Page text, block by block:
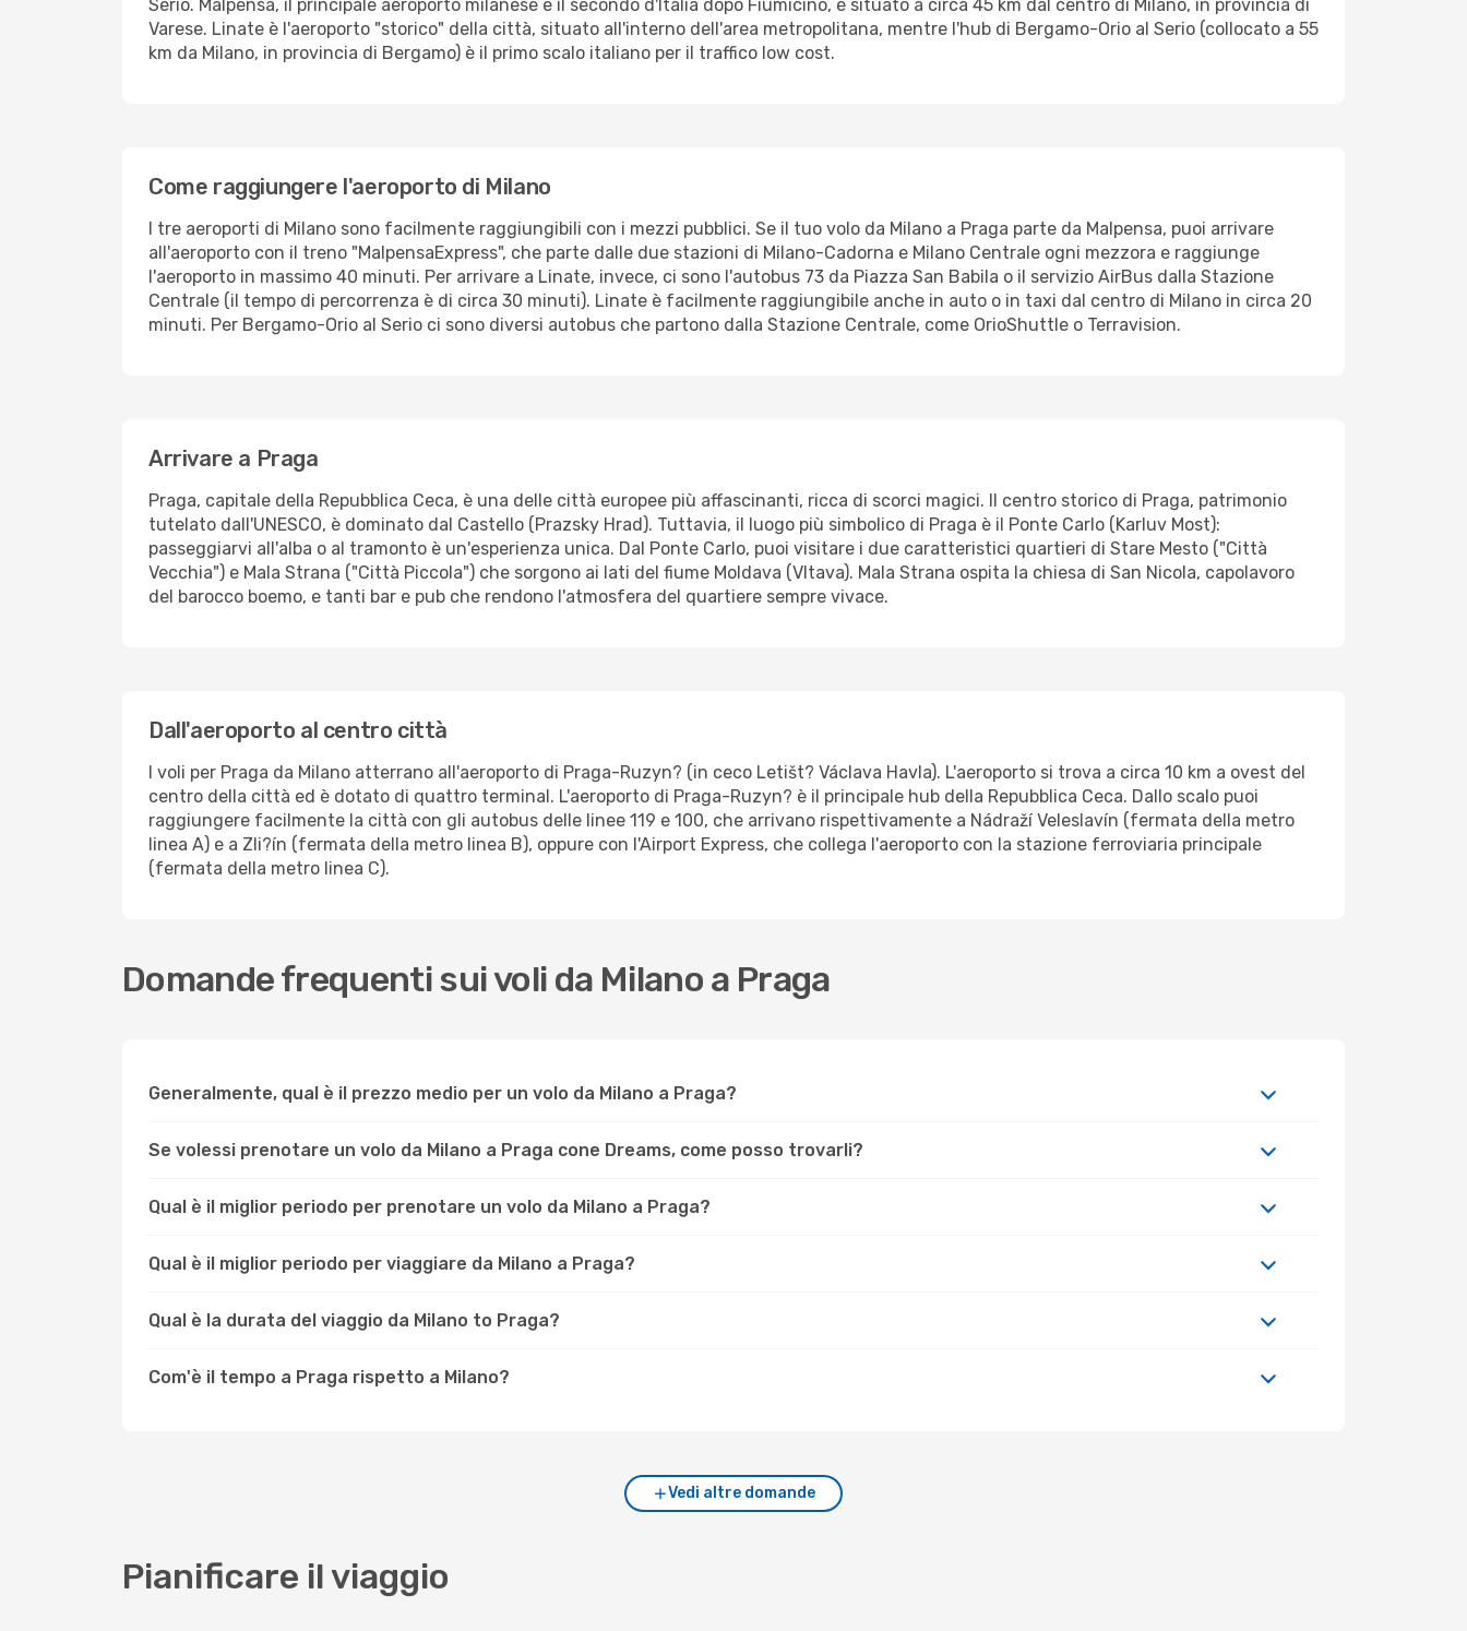
Serio. Malpensa, il principale aeroporto milanese e il secondo d'Italia dopo Fiumicino, è situato a circa 45 km dal centro di Milano, in provincia di
Varese. Linate è l'aeroporto "storico" della città, situato all'interno dell'area metropolitana, mentre l'hub di Bergamo-Orio al Serio (collocato a 55
km da Milano, in provincia di Bergamo) è il primo scalo italiano per il traffico low cost.
Come raggiungere l'aeroporto di Milano
I tre aeroporti di Milano sono facilmente raggiungibili con i mezzi pubblici. Se il tuo volo da Milano a Praga parte da Malpensa, puoi arrivare
all'aeroporto con il treno "MalpensaExpress", che parte dalle due stazioni di Milano-Cadorna e Milano Centrale ogni mezzora e raggiunge
l'aeroporto in massimo 40 minuti. Per arrivare a Linate, invece, ci sono l'autobus 73 da Piazza San Babila o il servizio AirBus dalla Stazione
Centrale (il tempo di percorrenza è di circa 30 minuti). Linate è facilmente raggiungibile anche in auto o in taxi dal centro di Milano in circa 20
minuti. Per Bergamo-Orio al Serio ci sono diversi autobus che partono dalla Stazione Centrale, come OrioShuttle o Terravision.
Arrivare a Praga
Praga, capitale della Repubblica Ceca, è una delle città europee più affascinanti, ricca di scorci magici. Il centro storico di Praga, patrimonio
tutelato dall'UNESCO, è dominato dal Castello (Prazsky Hrad). Tuttavia, il luogo più simbolico di Praga è il Ponte Carlo (Karluv Most):
passeggiarvi all'alba o al tramonto è un'esperienza unica. Dal Ponte Carlo, puoi visitare i due caratteristici quartieri di Stare Mesto ("Città
Vecchia") e Mala Strana ("Città Piccola") che sorgono ai lati del fiume Moldava (Vltava). Mala Strana ospita la chiesa di San Nicola, capolavoro
del barocco boemo, e tanti bar e pub che rendono l'atmosfera del quartiere sempre vivace.
Dall'aeroporto al centro città
I voli per Praga da Milano atterrano all'aeroporto di Praga-Ruzyn? (in ceco Letišt? Václava Havla). L'aeroporto si trova a circa 10 km a ovest del
centro della città ed è dotato di quattro terminal. L'aeroporto di Praga-Ruzyn? è il principale hub della Repubblica Ceca. Dallo scalo puoi
raggiungere facilmente la città con gli autobus delle linee 119 e 100, che arrivano rispettivamente a Nádraží Veleslavín (fermata della metro
linea A) e a Zli?ín (fermata della metro linea B), oppure con l'Airport Express, che collega l'aeroporto con la stazione ferroviaria principale
(fermata della metro linea C).
Domande frequenti sui voli da Milano a Praga
Generalmente, qual è il prezzo medio per un volo da Milano a Praga?
Se volessi prenotare un volo da Milano a Praga cone Dreams, come posso trovarli?
Qual è il miglior periodo per prenotare un volo da Milano a Praga?
Qual è il miglior periodo per viaggiare da Milano a Praga?
Qual è la durata del viaggio da Milano to Praga?
Com'è il tempo a Praga rispetto a Milano?
Vedi altre domande
Pianificare il viaggio